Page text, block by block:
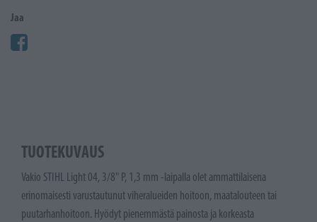
Jaa
TUOTEKUVAUS
Vakio STIHL Light 04, 3/8" P, 1,3 mm -laipalla olet ammattilaisena
erinomaisesti varustautunut viheralueiden hoitoon, maatalouteen tai
puutarhanhoitoon. Hyödyt pienemmästä painosta ja korkeasta